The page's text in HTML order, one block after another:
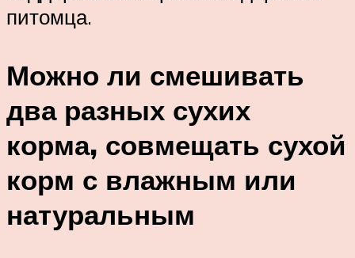
питомца.
Можно ли смешивать
два разных сухих
корма, совмещать сухой
корм с влажным или
натуральным